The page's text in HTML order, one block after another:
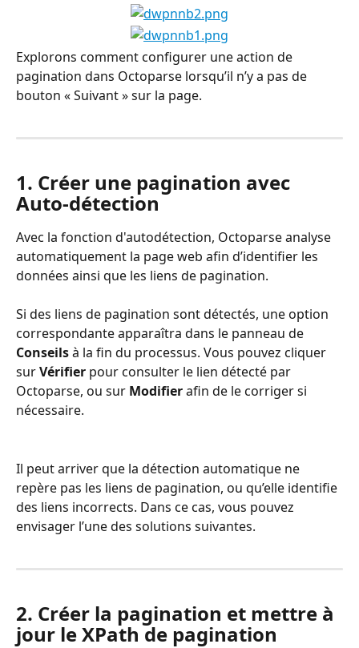
Explorons comment configurer une action de
pagination dans Octoparse lorsqu’il n’y a pas de
bouton « Suivant » sur la page.
1. Créer une pagination avec
Auto-détection
Avec la fonction d'autodétection, Octoparse analyse
automatiquement la page web afin d’identifier les
données ainsi que les liens de pagination.
Si des liens de pagination sont détectés, une option
correspondante apparaîtra dans le panneau de
Conseils à la fin du processus. Vous pouvez cliquer
sur Vérifier pour consulter le lien détecté par
Octoparse, ou sur Modifier afin de le corriger si
nécessaire.
Il peut arriver que la détection automatique ne
repère pas les liens de pagination, ou qu’elle identifie
des liens incorrects. Dans ce cas, vous pouvez
envisager l’une des solutions suivantes.
2. Créer la pagination et mettre à
jour le XPath de pagination